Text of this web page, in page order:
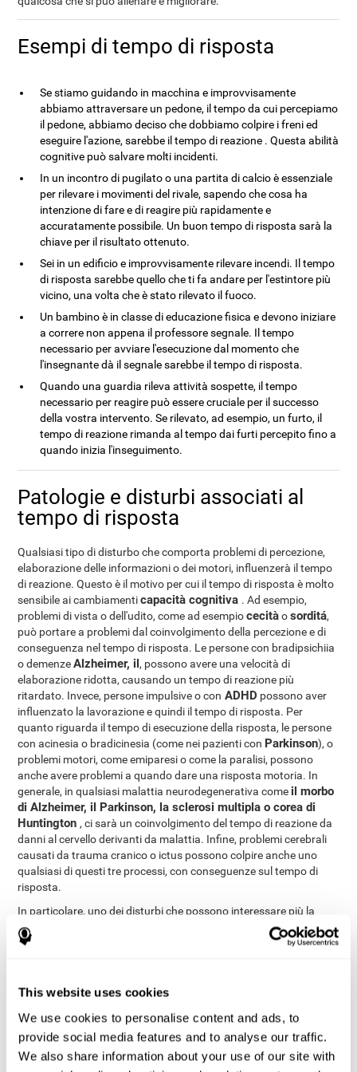
This website uses cookies
We use cookies to personalise content and ads, to
provide social media features and to analyse our traffic.
We also share information about your use of our site with
Esempi di tempo di risposta
Se stiamo guidando in macchina e improvvisamente
abbiamo attraversare un pedone, il tempo da cui percepiamo
il pedone, abbiamo deciso che dobbiamo colpire i freni ed
eseguire l'azione, sarebbe il tempo di reazione . Questa abilità
cognitive può salvare molti incidenti.
In un incontro di pugilato o una partita di calcio è essenziale
per rilevare i movimenti del rivale, sapendo che cosa ha
intenzione di fare e di reagire più rapidamente e
accuratamente possibile. Un buon tempo di risposta sarà la
chiave per il risultato ottenuto.
Sei in un edificio e improvvisamente rilevare incendi. Il tempo
di risposta sarebbe quello che ti fa andare per l'estintore più
vicino, una volta che è stato rilevato il fuoco.
Un bambino è in classe di educazione fisica e devono iniziare
a correre non appena il professore segnale. Il tempo
necessario per avviare l'esecuzione dal momento che
l'insegnante dà il segnale sarebbe il tempo di risposta.
Quando una guardia rileva attività sospette, il tempo
necessario per reagire può essere cruciale per il successo
della vostra intervento. Se rilevato, ad esempio, un furto, il
tempo di reazione rimanda al tempo dai furti percepito fino a
quando inizia l'inseguimento.
Patologie e disturbi associati al
tempo di risposta
Qualsiasi tipo di disturbo che comporta problemi di percezione,
elaborazione delle informazioni o dei motori, influenzerà il tempo
di reazione. Questo è il motivo per cui il tempo di risposta è molto
sensibile ai cambiamenticapacità cognitiva . Ad esempio,
problemi di vista o dell'udito, come ad esempiocecitàosorditá,
può portare a problemi dal coinvolgimento della percezione e di
conseguenza nel tempo di risposta. Le persone con bradipsichiia
o demenzeAlzheimer, il, possono avere una velocità di
elaborazione ridotta, causando un tempo di reazione più
ritardato. Invece, persone impulsive o con ADHD possono aver
influenzato la lavorazione e quindi il tempo di risposta. Per
quanto riguarda il tempo di esecuzione della risposta, le persone
con acinesia o bradicinesia (come nei pazienti con Parkinson), o
problemi motori, come emiparesi o come la paralisi, possono
anche avere problemi a quando dare una risposta motoria. In
generale, in qualsiasi malattia neurodegenerativa come il morbo
di Alzheimer, il Parkinson, la sclerosi multipla o corea di
Huntington, ci sarà un coinvolgimento del tempo di reazione da
danni al cervello derivanti da malattia. Infine, problemi cerebrali
causati da trauma cranico o ictus possono colpire anche uno
qualsiasi di questi tre processi, con conseguenze sul tempo di
risposta.
In particolare, uno dei disturbi che possono interessare più la
velocità con cui il trattamento dei dati è il
danno assonale
diffuso
(DAD). Di solito, quando il cervello subisce un trauma
possono essere danneggiati. Il movimento che si verifica nel
neurone che ti permette di contattare altri neuroni, la materia
bianca del cervello). Questo danno assoni si verifica in una
particolare area del cervello, ma assoni lungo l'intero cervello